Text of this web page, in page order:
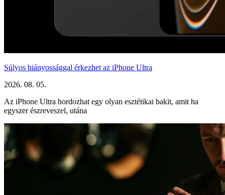
Súlyos hiányossággal érkezhet az iPhone Ultra
2026. 08. 05.
Az iPhone Ultra hordozhat egy olyan esztétikai bakit, amit ha
egyszer észreveszel, utána